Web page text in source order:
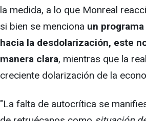
la medida, a lo que Monreal
si bien se menciona un
hacia la desdolarización, este
manera clara, mientras que la
creciente dolarización de la
"La falta de autocrítica se